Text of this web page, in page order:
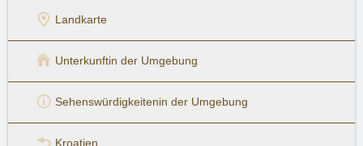
Landkarte
Unterkunftin der Umgebung
Sehenswürdigkeitenin der Umgebung
Kroatien